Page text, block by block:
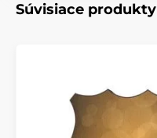
Súvisiace produkty